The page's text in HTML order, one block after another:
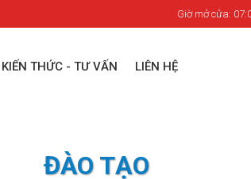
Giờ mở cửa:
KIẾN THỨC - TƯ VẤN LIÊN HỆ
ĐÀO TẠO